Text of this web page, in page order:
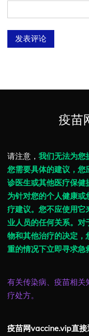
疫苗
请注意， 我们无法为您
您需要具体的建议，您
诊医生或其他医疗保健
为针对您的个人健康
疗建议。您不应使用它
业人员的任何关系。对
物和其他治疗的决定，
重的情况下立即寻求急
有关传染病、疫苗相关
疗处方。
疫苗网vaccine.vip直接